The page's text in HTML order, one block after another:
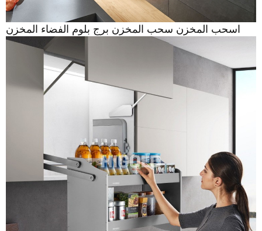
اسحب المخزن سحب المخزن برج بلوم الفضاء المخزن